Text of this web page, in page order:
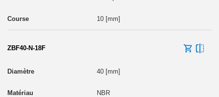
10 [mm]
ZBF40-N-18F
40 [mm]
NBR